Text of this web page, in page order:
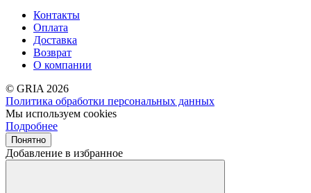
Контакты
Оплата
Доставка
Возврат
О компании
© GRIA 2026
Политика обработки персональных данных
Мы используем cookies
Подробнее
Понятно
Добавление в избранное